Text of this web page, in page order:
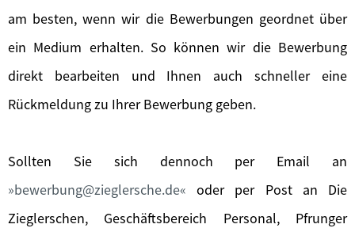
am besten, wenn wir die Bewerbungen geordnet über
ein Medium erhalten. So können wir die Bewerbung
direkt bearbeiten und Ihnen auch schneller eine
Rückmeldung zu Ihrer Bewerbung geben.
Sollten Sie sich dennoch per Email an
bewerbung@zieglersche.de
oder per Post an Die
Zieglerschen, Geschäftsbereich Personal, Pfrunger